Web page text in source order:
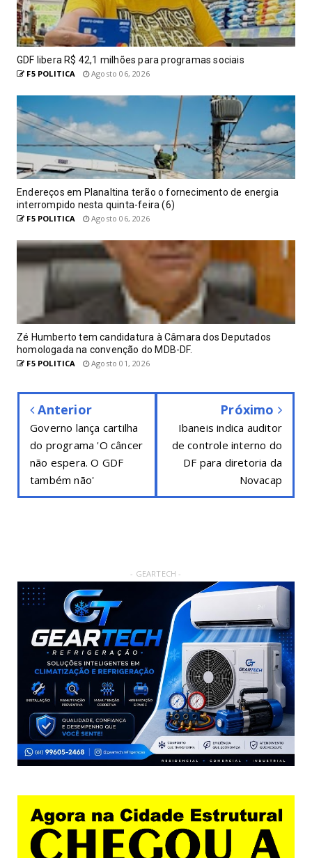
GDF libera R$ 42,1 milhões para programas sociais
F5 POLITICA Agosto 06, 2026
Endereços em Planaltina terão o fornecimento de energia
interrompido nesta quinta-feira (6)
F5 POLITICA Agosto 06, 2026
Zé Humberto tem candidatura à Câmara dos Deputados
homologada na convenção do MDB-DF.
F5 POLITICA Agosto 01, 2026
Anterior
Governo lança cartilha
do programa 'O câncer
não espera. O GDF
também não'
Próximo
Ibaneis indica auditor
de controle interno do
DF para diretoria da
Novacap
- GEARTECH -